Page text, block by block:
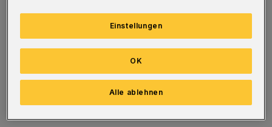
Maßnahmen keine Hoffnung auf Heilung ihrer
Erkrankung gab, wurde gemeinsam im Team
beschlossen, ,Maisha‘ zu euthanasieren. Der
Tierkörper wird nun der Universität Gießen
für Großkatzen-Studien zur Verfügung
gestellt“, teilt der Zoo mit.
Einstellungen
Alle ablehnen
OK